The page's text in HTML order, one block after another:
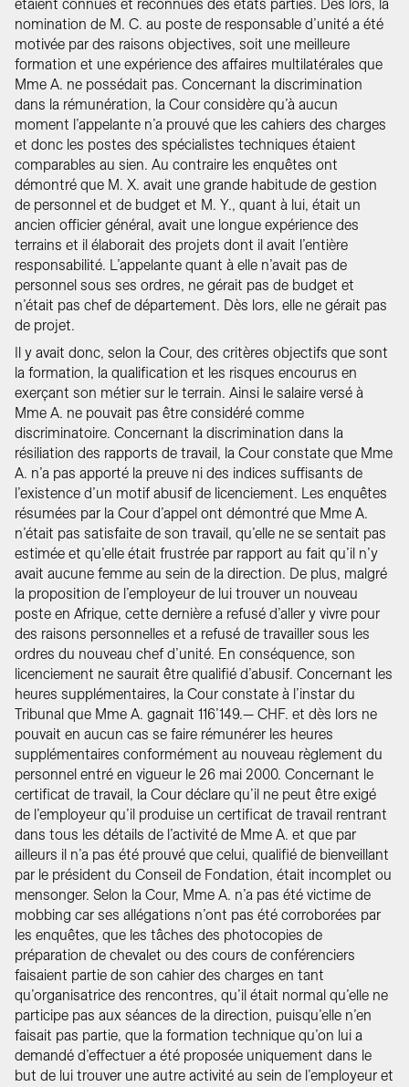
étaient connues et reconnues des états parties. Dès lors, la
nomination de M. C. au poste de responsable d’unité a été
motivée par des raisons objectives, soit une meilleure
formation et une expérience des affaires multilatérales que
Mme A. ne possédait pas. Concernant la discrimination
dans la rémunération, la Cour considère qu’à aucun
moment l’appelante n’a prouvé que les cahiers des charges
et donc les postes des spécialistes techniques étaient
comparables au sien. Au contraire les enquêtes ont
démontré que M. X. avait une grande habitude de gestion
de personnel et de budget et M. Y., quant à lui, était un
ancien officier général, avait une longue expérience des
terrains et il élaborait des projets dont il avait l’entière
responsabilité. L’appelante quant à elle n’avait pas de
personnel sous ses ordres, ne gérait pas de budget et
n’était pas chef de département. Dès lors, elle ne gérait pas
de projet.
Il y avait donc, selon la Cour, des critères objectifs que sont
la formation, la qualification et les risques encourus en
exerçant son métier sur le terrain. Ainsi le salaire versé à
Mme A. ne pouvait pas être considéré comme
discriminatoire. Concernant la discrimination dans la
résiliation des rapports de travail, la Cour constate que Mme
A. n’a pas apporté la preuve ni des indices suffisants de
l’existence d’un motif abusif de licenciement. Les enquêtes
résumées par la Cour d’appel ont démontré que Mme A.
n’était pas satisfaite de son travail, qu’elle ne se sentait pas
estimée et qu’elle était frustrée par rapport au fait qu’il n’y
avait aucune femme au sein de la direction. De plus, malgré
la proposition de l’employeur de lui trouver un nouveau
poste en Afrique, cette dernière a refusé d’aller y vivre pour
des raisons personnelles et a refusé de travailler sous les
ordres du nouveau chef d’unité. En conséquence, son
licenciement ne saurait être qualifié d’abusif. Concernant les
heures supplémentaires, la Cour constate à l’instar du
Tribunal que Mme A. gagnait 116’149.— CHF. et dès lors ne
pouvait en aucun cas se faire rémunérer les heures
supplémentaires conformément au nouveau règlement du
personnel entré en vigueur le 26 mai 2000. Concernant le
certificat de travail, la Cour déclare qu’il ne peut être exigé
de l’employeur qu’il produise un certificat de travail rentrant
dans tous les détails de l’activité de Mme A. et que par
ailleurs il n’a pas été prouvé que celui, qualifié de bienveillant
par le président du Conseil de Fondation, était incomplet ou
mensonger. Selon la Cour, Mme A. n’a pas été victime de
mobbing car ses allégations n’ont pas été corroborées par
les enquêtes, que les tâches des photocopies de
préparation de chevalet ou des cours de conférenciers
faisaient partie de son cahier des charges en tant
qu’organisatrice des rencontres, qu’il était normal qu’elle ne
participe pas aux séances de la direction, puisqu’elle n’en
faisait pas partie, que la formation technique qu’on lui a
demandé d’effectuer a été proposée uniquement dans le
but de lui trouver une autre activité au sein de l’employeur et